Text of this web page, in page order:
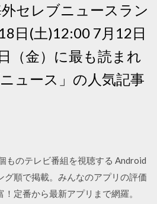
セレブニュースラン
日(土)12:00 7月12日
（金）に最も読まれ
ュース」の人気記事
ものテレビ番組を視聴する Android
グ順で掲載。みんなのアプリの評価
定番から最新アプリまで網羅。